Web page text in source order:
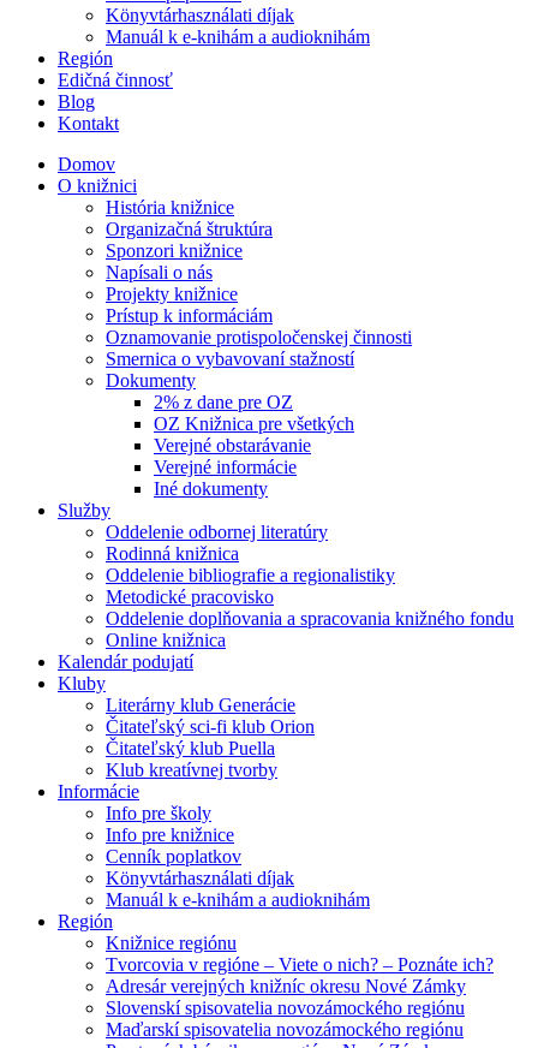
Könyvtárhasználati díjak
Manuál k e-knihám a audioknihám
Región
Edičná činnosť
Blog
Kontakt
Domov
O knižnici
História knižnice
Organizačná štruktúra
Sponzori knižnice
Napísali o nás
Projekty knižnice
Prístup k informáciám
Oznamovanie protispoločenskej činnosti
Smernica o vybavovaní stažností
Dokumenty
2% z dane pre OZ
OZ Knižnica pre všetkých
Verejné obstarávanie
Verejné informácie
Iné dokumenty
Služby
Oddelenie odbornej literatúry
Rodinná knižnica
Oddelenie bibliografie a regionalistiky
Metodické pracovisko
Oddelenie doplňovania a spracovania knižného fondu
Online knižnica
Kalendár podujatí
Kluby
Literárny klub Generácie
Čitateľský sci-fi klub Orion
Čitateľský klub Puella
Klub kreatívnej tvorby
Informácie
Info pre školy
Info pre knižnice
Cenník poplatkov
Könyvtárhasználati díjak
Manuál k e-knihám a audioknihám
Región
Knižnice regiónu
Tvorcovia v regióne – Viete o nich? – Poznáte ich?
Adresár verejných knižníc okresu Nové Zámky
Slovenskí spisovatelia novozámockého regiónu
Maďarskí spisovatelia novozámockého regiónu